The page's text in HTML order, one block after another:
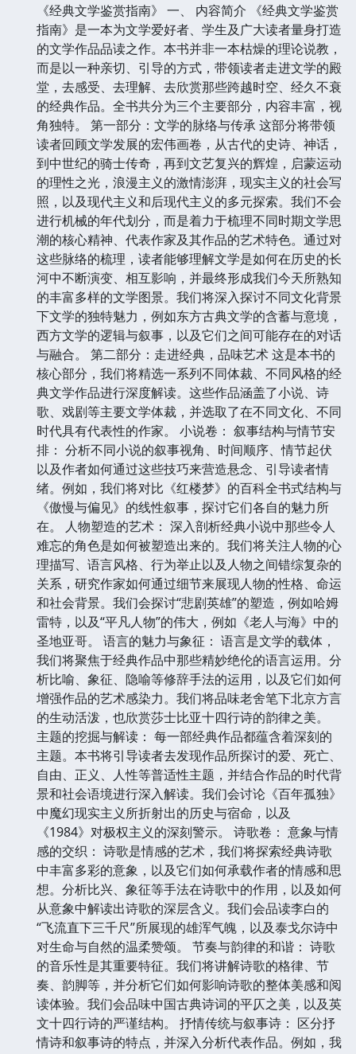
《经典文学鉴赏指南》 一、 内容简介 《经典文学鉴赏
指南》是一本为文学爱好者、学生及广大读者量身打造
的文学作品品读之作。本书并非一本枯燥的理论说教，
而是以一种亲切、引导的方式，带领读者走进文学的殿
堂，去感受、去理解、去欣赏那些跨越时空、经久不衰
的经典作品。全书共分为三个主要部分，内容丰富，视
角独特。 第一部分：文学的脉络与传承 这部分将带领
读者回顾文学发展的宏伟画卷，从古代的史诗、神话，
到中世纪的骑士传奇，再到文艺复兴的辉煌，启蒙运动
的理性之光，浪漫主义的激情澎湃，现实主义的社会写
照，以及现代主义和后现代主义的多元探索。我们不会
进行机械的年代划分，而是着力于梳理不同时期文学思
潮的核心精神、代表作家及其作品的艺术特色。通过对
这些脉络的梳理，读者能够理解文学是如何在历史的长
河中不断演变、相互影响，并最终形成我们今天所熟知
的丰富多样的文学图景。我们将深入探讨不同文化背景
下文学的独特魅力，例如东方古典文学的含蓄与意境，
西方文学的逻辑与叙事，以及它们之间可能存在的对话
与融合。 第二部分：走进经典，品味艺术 这是本书的
核心部分，我们将精选一系列不同体裁、不同风格的经
典文学作品进行深度解读。这些作品涵盖了小说、诗
歌、戏剧等主要文学体裁，并选取了在不同文化、不同
时代具有代表性的作家。 小说卷： 叙事结构与情节安
排： 分析不同小说的叙事视角、时间顺序、情节起伏
以及作者如何通过这些技巧来营造悬念、引导读者情
绪。例如，我们将对比《红楼梦》的百科全书式结构与
《傲慢与偏见》的线性叙事，探讨它们各自的魅力所
在。 人物塑造的艺术： 深入剖析经典小说中那些令人
难忘的角色是如何被塑造出来的。我们将关注人物的心
理描写、语言风格、行为举止以及人物之间错综复杂的
关系，研究作家如何通过细节来展现人物的性格、命运
和社会背景。我们会探讨“悲剧英雄”的塑造，例如哈姆
雷特，以及“平凡人物”的伟大，例如《老人与海》中的
圣地亚哥。 语言的魅力与象征： 语言是文学的载体，
我们将聚焦于经典作品中那些精妙绝伦的语言运用。分
析比喻、象征、隐喻等修辞手法的运用，以及它们如何
增强作品的艺术感染力。我们将品味老舍笔下北京方言
的生动活泼，也欣赏莎士比亚十四行诗的韵律之美。
主题的挖掘与解读： 每一部经典作品都蕴含着深刻的
主题。本书将引导读者去发现作品所探讨的爱、死亡、
自由、正义、人性等普适性主题，并结合作品的时代背
景和社会语境进行深入解读。我们会讨论《百年孤独》
中魔幻现实主义所折射出的历史与宿命，以及
《1984》对极权主义的深刻警示。 诗歌卷： 意象与情
感的交织： 诗歌是情感的艺术，我们将探索经典诗歌
中丰富多彩的意象，以及它们如何承载作者的情感和思
想。分析比兴、象征等手法在诗歌中的作用，以及如何
从意象中解读出诗歌的深层含义。我们会品读李白的
“飞流直下三千尺”所展现的雄浑气魄，以及泰戈尔诗中
对生命与自然的温柔赞颂。 节奏与韵律的和谐： 诗歌
的音乐性是其重要特征。我们将讲解诗歌的格律、节
奏、韵脚等，并分析它们如何影响诗歌的整体美感和阅
读体验。我们会品味中国古典诗词的平仄之美，以及英
文十四行诗的严谨结构。 抒情传统与叙事诗： 区分抒
情诗和叙事诗的特点，并深入分析代表作品。例如，我